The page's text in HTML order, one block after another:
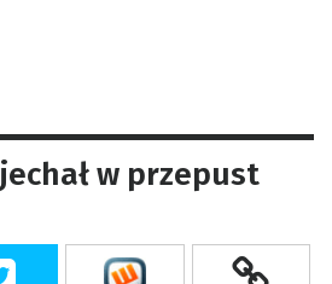
w przepust